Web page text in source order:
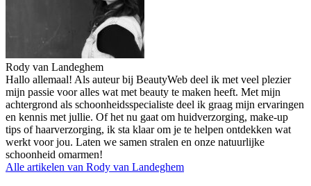
Rody van Landeghem
Hallo allemaal! Als auteur bij BeautyWeb deel ik met veel plezier
mijn passie voor alles wat met beauty te maken heeft. Met mijn
achtergrond als schoonheidsspecialiste deel ik graag mijn ervaringen
en kennis met jullie. Of het nu gaat om huidverzorging, make-up
tips of haarverzorging, ik sta klaar om je te helpen ontdekken wat
werkt voor jou. Laten we samen stralen en onze natuurlijke
schoonheid omarmen!
Alle artikelen van Rody van Landeghem